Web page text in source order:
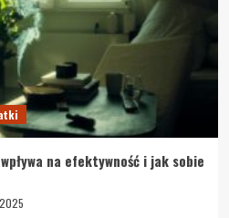
na efektywność i jak sobie